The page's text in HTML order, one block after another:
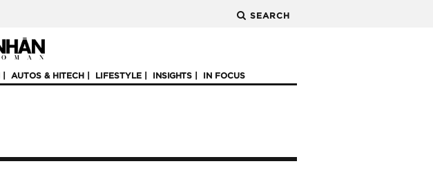
SEARCH
AUTOS & HITECH LIFESTYLE INSIGHTS IN FOCUS